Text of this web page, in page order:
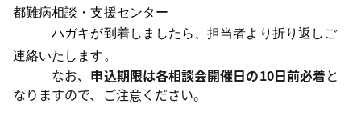
都難病相談・支援センター
ハガキが到着しましたら、担当者より折り返しご
連絡いたします。
なお、 申込期限は各相談会開催日の10日前必着と
なりますので、ご注意ください。